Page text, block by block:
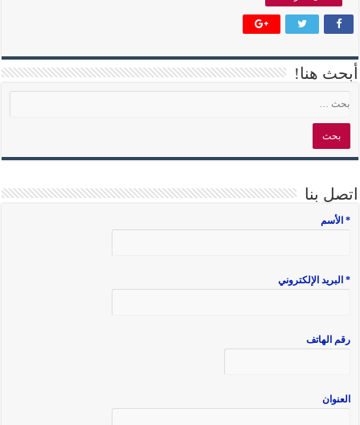
أبحث هنا!
اتصل بنا
* الأسم
* البريد الإلكتروني
رقم الهاتف
العنوان